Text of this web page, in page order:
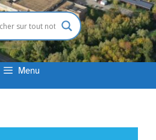
Menu